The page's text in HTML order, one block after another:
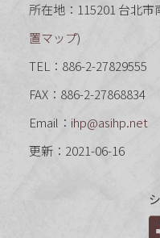
所在地：115201 台北市
置マップ)
TEL：886-2-27829555
FAX：886-2-27868834
Email： ihp@asihp.net
更新：2021-06-16